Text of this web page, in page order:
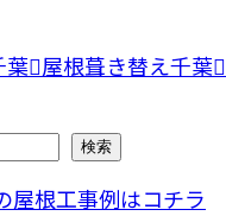
葉 屋根葺き替え千葉
検索